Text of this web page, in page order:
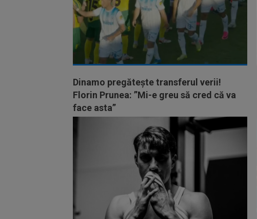
Dinamo pregătește transferul verii!
Florin Prunea: ”Mi-e greu să cred că va
face asta”